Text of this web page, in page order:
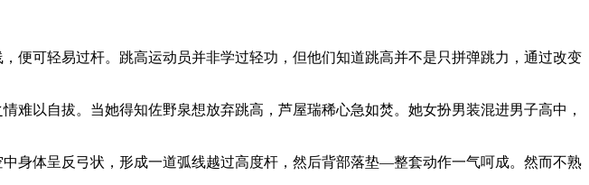
便可轻易过杆。跳高运动员并非学过轻功，但他们知道跳高并不是只拼弹跳力，通过改变
以自拔。当她得知佐野泉想放弃跳高，芦屋瑞稀心急如焚。她女扮男装混进男子高中，
身体呈反弓状，形成一道弧线越过高度杆，然后背部落垫—整套动作一气呵成。然而不熟